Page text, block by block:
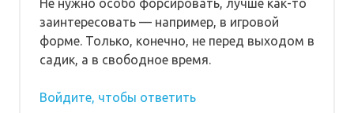
заинтересовать — например, в игровой
форме. Только, конечно, не перед выходом в
садик, а в свободное время.
Войдите, чтобы ответить